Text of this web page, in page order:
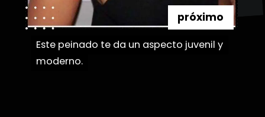
Este peinado te da un aspecto juvenil y
moderno.
Este peinado te da un aspecto juvenil y
moderno.
próximo